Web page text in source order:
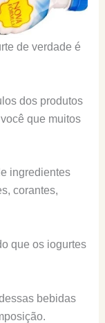
de verdade é
dos produtos
que muitos
ingredientes
corantes,
que os iogurtes
bebidas